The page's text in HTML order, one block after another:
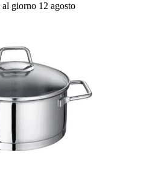
giorno 12 agosto